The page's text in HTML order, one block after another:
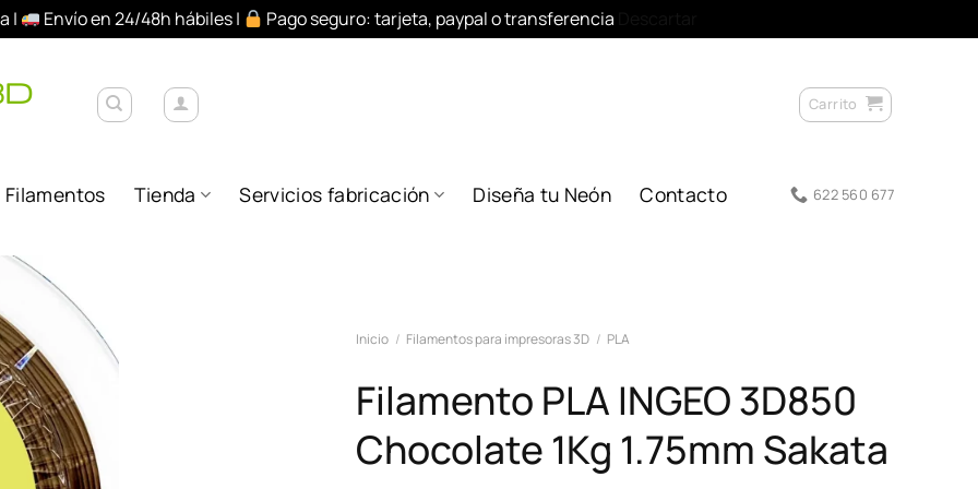
| Envío en 24/48h hábiles | Pago seguro: tarjeta, paypal o transferencia
Carrito
Filamentos Tienda Servicios fabricación Diseña tu Neón Contacto 622 560 677
Añadir
lista de
deseos
Inicio / Filamentos para impresoras 3D / PLA
Filamento PLA INGEO 3D850
Chocolate 1Kg 1.75mm Sakata